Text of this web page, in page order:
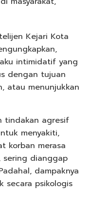
Kejari Kota
intimidatif yang
dengan tujuan
atau menunjukkan
tindakan agresif
menyakiti,
korban merasa
sering dianggap
dampaknya
secara psikologis